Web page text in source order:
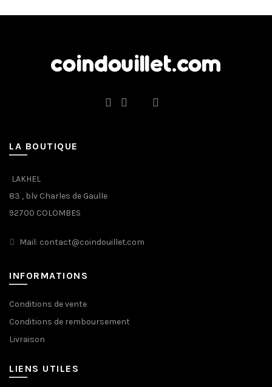
LA BOUTIQUE
LAKHEL
83 , blv Charles de Gaulle
92700 COLOMBES
Mail: contact@coindouillet.com
INFORMATIONS
Conditions de vente
Conditions de remboursement
Livraison
LIENS UTILES